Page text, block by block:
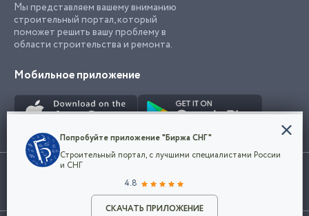
Разместить объявление
Мы представляем вашему вниманию
строительный портал, который
поможет решить вашу проблему в
области строительства и ремонта.
Мобильное приложение
Использование сайта, в том числе подача объявлений, означает
марки представленные на сайте являются собственностью их
Конфиденциальность
Мы используем файлы cookie, чтобы сделать
наш сайт удобным для каждого
Политикой конфиденциальности компании
и принимаете условия использования cookie.
Попробуйте приложение "Биржа СНГ"
Строительный портал, с лучшими специалистами России
и СНГ
4.8
СКАЧАТЬ ПРИЛОЖЕНИЕ